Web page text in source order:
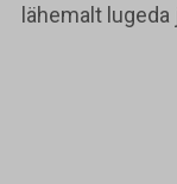
lähemalt lugeda